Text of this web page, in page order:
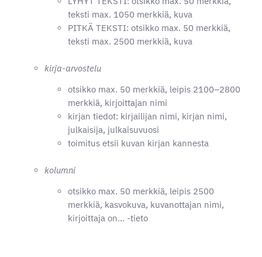
teksti max. 1050 merkkiä, kuva
PITKÄ TEKSTI: otsikko max. 50 merkkiä,
teksti max. 2500 merkkiä, kuva
kirja-arvostelu
otsikko max. 50 merkkiä, leipis 2100–2800
merkkiä, kirjoittajan nimi
kirjan tiedot: kirjailijan nimi, kirjan nimi,
julkaisija, julkaisuvuosi
toimitus etsii kuvan kirjan kannesta
kolumni
otsikko max. 50 merkkiä, leipis 2500
merkkiä, kasvokuva, kuvanottajan nimi,
kirjoittaja on… -tieto